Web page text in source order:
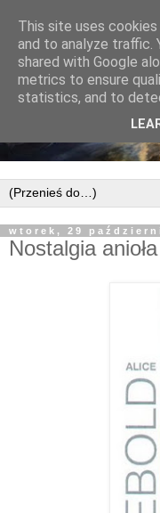
wtorek, 29
Nostalgia anioła
This site uses
and to analyze traffic.
shared with Google
metrics to ensure
statistics, and to